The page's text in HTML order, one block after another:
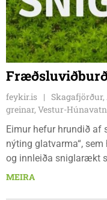
feykir.is
greinar, Vestur-
Eimur hefur hrundið
nýting glatvarma“,
og innleiða sniglarækt
nýskapandi valkost
MEIRA